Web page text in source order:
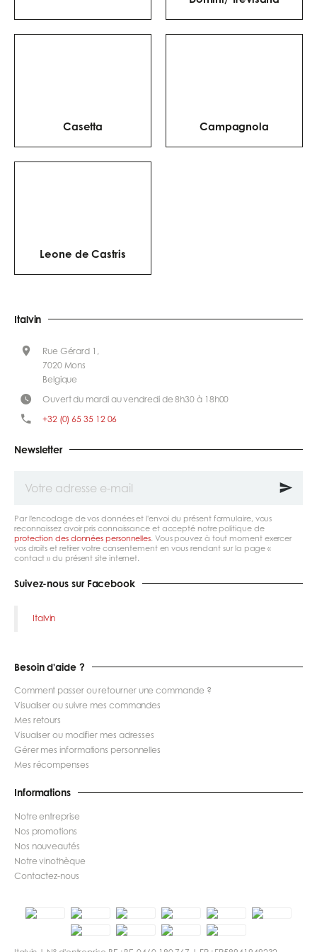
Casetta Campagnola
Leone de Castris
Newsletter
adresse
Par l'encodage de vos données et l'envoi du présent formulaire, vous
reconnaissez avoir pris connaissance et accepté notre politique de
protection des données personnelles. Vous pouvez à tout moment exercer
vos droits et retirer votre consentement en vous rendant sur la page «
contact » du présent site internet.
Suivez-nous sur Facebook
Italvin
Italvin
Rue Gérard 1,
7020 Mons
Belgique
Ouvert du mardi au vendredi de 8h30 à 18h00
+32 (0) 65 35 12 06
Besoin d'aide ?
Comment passer ou retourner une commande ?
Visualiser ou suivre mes commandes
Mes retours
Visualiser ou modifier mes adresses
Gérer mes informations personnelles
Mes récompenses
Informations
Notre entreprise
Nos promotions
Nos nouveautés
Notre vinothèque
Contactez-nous